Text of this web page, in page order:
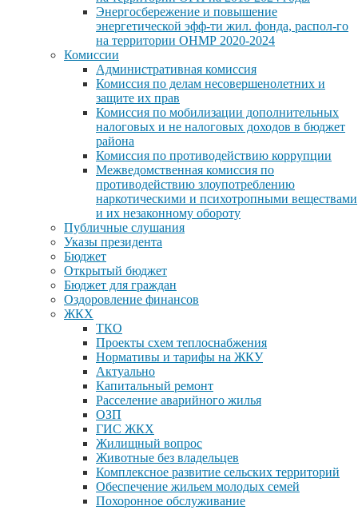
Энергосбережение и повышение
энергетической эфф-ти жил. фонда, распол-го
на территории ОНМР 2020-2024
Комиссии
Административная комиссия
Комиссия по делам несовершенолетних и
защите их прав
Комиссия по мобилизации дополнительных
налоговых и не налоговых доходов в бюджет
района
Комиссия по противодействию коррупции
Межведомственная комиссия по
противодействию злоупотреблению
наркотическими и психотропными веществами
и их незаконному обороту
Публичные слушания
Указы президента
Бюджет
Открытый бюджет
Бюджет для граждан
Оздоровление финансов
ЖКХ
ТКО
Проекты схем теплоснабжения
Нормативы и тарифы на ЖКУ
Актуально
Капитальный ремонт
Расселение аварийного жилья
ОЗП
ГИС ЖКХ
Жилищный вопрос
Животные без владельцев
Комплексное развитие сельских территорий
Обеспечение жильем молодых семей
Похоронное обслуживание